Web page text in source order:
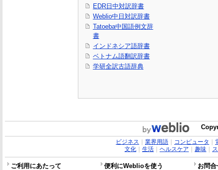
EDR日中対訳辞書
Weblio中日対訳辞書
Tatoeba中国語例文辞
書
インドネシア語辞書
ベトナム語翻訳辞書
学研全訳古語辞典
ビジネス 業界用語｜ コンピュータ
文化｜ 生活｜ ヘルスケア 趣味｜
ご利用にあたって 便利にWeblioを使う
お問